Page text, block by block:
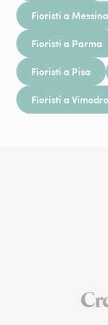
Fioristi a Messina
Fioristi a Parma
Fioristi a Pisa
Fioristi a